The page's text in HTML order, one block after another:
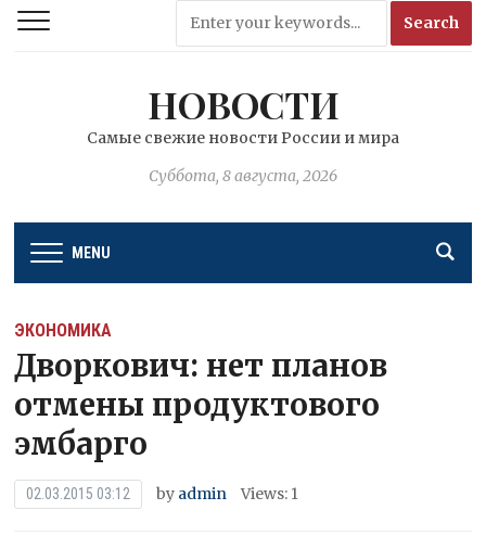
НОВОСТИ
Самые свежие новости России и мира
Суббота, 8 августа, 2026
MENU
ЭКОНОМИКА
Дворкович: нет планов
отмены продуктового
эмбарго
02.03.2015 03:12 by admin Views: 1